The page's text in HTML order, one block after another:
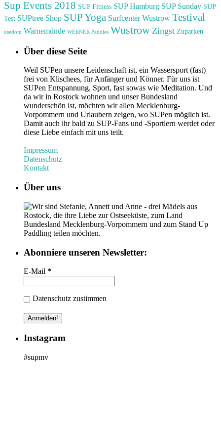
Sup Events 2018 SUP Fitness SUP Hamburg SUP Sunday SUP
Test SUPtree Shop SUP Yoga Surfcenter Wustrow Testival
usedom Warnemünde WERNER Paddles Wustrow Zingst Zuparken
Über diese Seite
Weil SUPen unsere Leidenschaft ist, ein Wassersport (fast)
frei von Klischees, für Anfänger und Könner. Für uns ist
SUPen Entspannung, Sport, fast sowas wie Meditation. Und
da wir in Rostock wohnen und unser Bundesland
wunderschön ist, möchten wir allen Mecklenburg-
Vorpommern und Urlaubern zeigen, wo SUPen möglich ist.
Damit auch ihr bald zu SUP-Fans und -Sportlern werdet oder
diese Liebe einfach mit uns teilt.
Impressum
Datenschutz
Kontakt
Über uns
Wir sind Stefanie, Annett und Anne - drei Mädels aus
Rostock, die ihre Liebe zur Ostseeküste, zum Land
Bundesland Mecklenburg-Vorpommern und zum Stand Up
Paddling teilen möchten.
Abonniere unseren Newsletter:
E-Mail *
Datenschutz zustimmen
Instagram
#supmv